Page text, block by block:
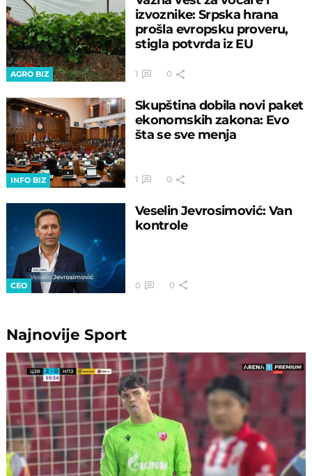
AGRO BIZ
izvoznike: Srpska hrana
prošla evropsku proveru,
stigla potvrda iz EU
1 0
INFO BIZ
Skupština dobila novi paket
ekonomskih zakona: Evo
šta se sve menja
1 0
CEO
Veselin Jevrosimović: Van
kontrole
0 0
NajnovijeSport